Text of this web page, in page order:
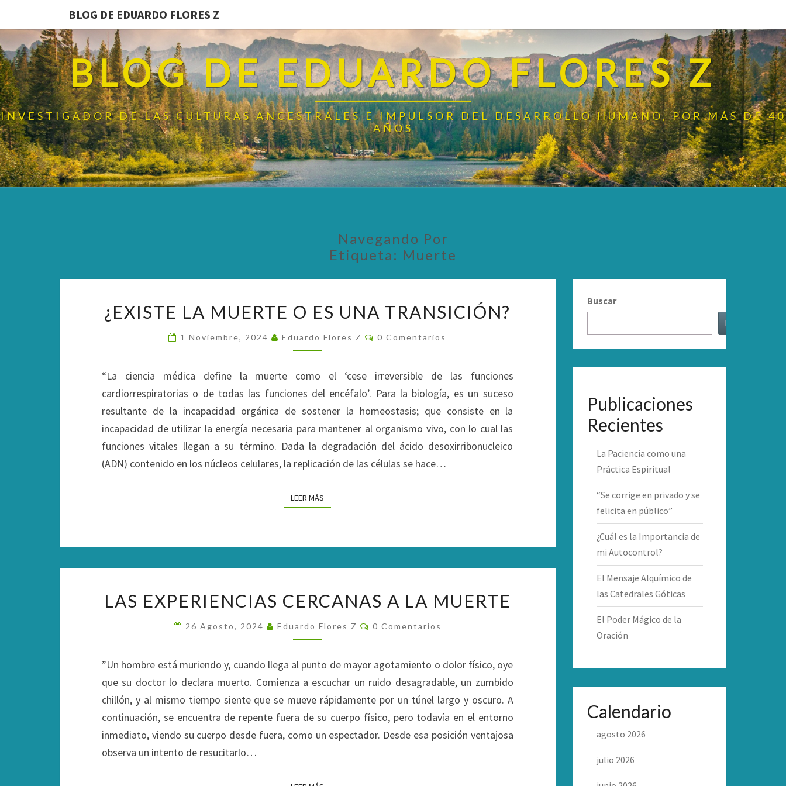
BLOG DE EDUARDO FLORES Z
BLOG DE EDUARDO FLORES Z
INVESTIGADOR DE LAS CULTURAS ANCESTRALES E IMPULSOR DEL DESARROLLO HUMANO, POR MÁS DE 40
AÑOS
Navegando Por
Etiqueta: Muerte
LA
MUERTE
O
¿EXISTE LA MUERTE O ES UNA TRANSICIÓN?
1 Noviembre, 2024 Eduardo Flores Z Comentarios
0 Comentarios
“La ciencia médica define la muerte como el ‘cese irreversible de las funciones
cardiorrespiratorias o de todas las funciones del encéfalo’. Para la biología, es un suceso
resultante de la incapacidad orgánica de sostener la homeostasis; que consiste en la
incapacidad de utilizar la energía necesaria para mantener al organismo vivo, con lo cual las
funciones vitales llegan a su término. Dada la degradación del ácido desoxirribonucleico
(ADN) contenido en los núcleos celulares, la replicación de las células se hace…
LEER MÁS
EXPERIENCIAS
CERCANAS
A
LAS EXPERIENCIAS CERCANAS A LA MUERTE
26 Agosto, 2024 Eduardo Flores Z Comentarios
0 Comentarios
”Un hombre está muriendo y, cuando llega al punto de mayor agotamiento o dolor físico, oye
que su doctor lo declara muerto. Comienza a escuchar un ruido desagradable, un zumbido
chillón, y al mismo tiempo siente que se mueve rápidamente por un túnel largo y oscuro. A
continuación, se encuentra de repente fuera de su cuerpo físico, pero todavía en el entorno
inmediato, viendo su cuerpo desde fuera, como un espectador. Desde esa posición ventajosa
observa un intento de resucitarlo…
Buscar
Buscar
Publicaciones
Recientes
La Paciencia como una
Práctica Espiritual
“Se corrige en privado y se
felicita en público”
¿Cuál es la Importancia de
mi Autocontrol?
El Mensaje Alquímico de
las Catedrales Góticas
El Poder Mágico de la
Oración
Calendario
agosto 2026
julio 2026